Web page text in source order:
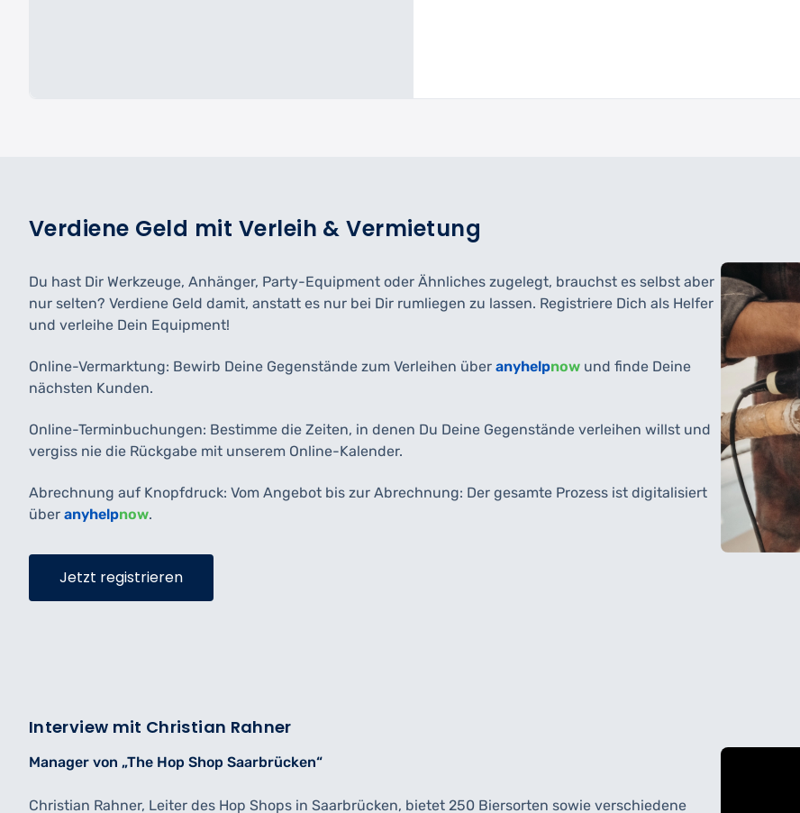
Verdiene Geld mit Verleih & Vermietung
Du hast Dir Werkzeuge, Anhänger, Party-Equipment oder Ähnliches zugelegt, brauchst es selbst aber
nur selten? Verdiene Geld damit, anstatt es nur bei Dir rumliegen zu lassen. Registriere Dich als Helfer
und verleihe Dein Equipment!
Online-Vermarktung: Bewirb Deine Gegenstände zum Verleihen über anyhelpnow und finde Deine
nächsten Kunden.
Online-Terminbuchungen: Bestimme die Zeiten, in denen Du Deine Gegenstände verleihen willst und
vergiss nie die Rückgabe mit unserem Online-Kalender.
Abrechnung auf Knopfdruck: Vom Angebot bis zur Abrechnung: Der gesamte Prozess ist digitalisiert
über anyhelpnow.
Jetzt registrieren
Interview mit Christian Rahner
Manager von „The Hop Shop Saarbrücken“
Christian Rahner, Leiter des Hop Shops in Saarbrücken, bietet 250 Biersorten sowie verschiedene